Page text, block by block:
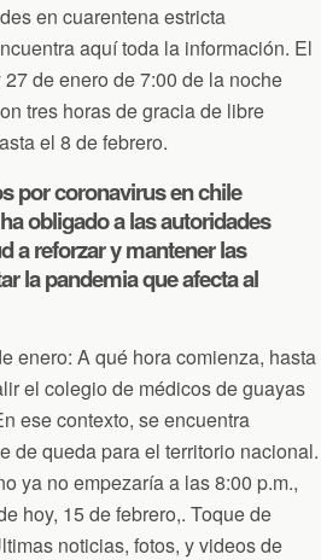
en cuarentena estricta
aquí toda la información. El
de enero de 7:00 de la noche
tres horas de gracia de libre
el 8 de febrero.
por coronavirus en chile
obligado a las autoridades
a reforzar y mantener las
la pandemia que afecta al
enero: A qué hora comienza, hasta
el colegio de médicos de guayas
ese contexto, se encuentra
de queda para el territorio nacional.
ya no empezaría a las 8:00 p.m.,
hoy, 15 de febrero,. Toque de
noticias, fotos, y videos de